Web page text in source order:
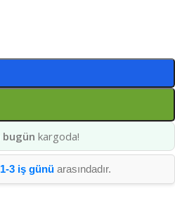
bugün kargoda!
1-3 iş günüarasındadır.